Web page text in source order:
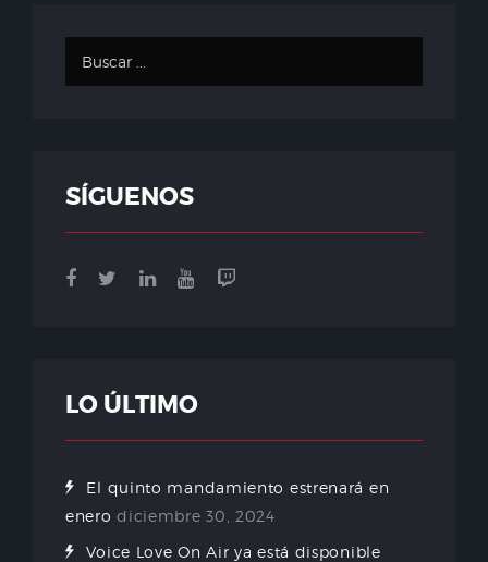
SÍGUENOS
LO ÚLTIMO
El quinto mandamiento estrenará en
enero diciembre 30, 2024
Voice Love On Air ya está disponible